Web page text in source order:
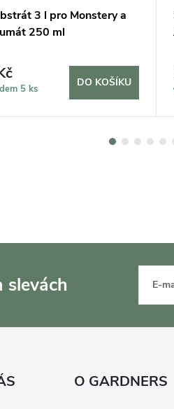
3 l pro Monstery a
250 ml
5 ks
DO KOŠÍKU
slevách E-
O GARDNERS